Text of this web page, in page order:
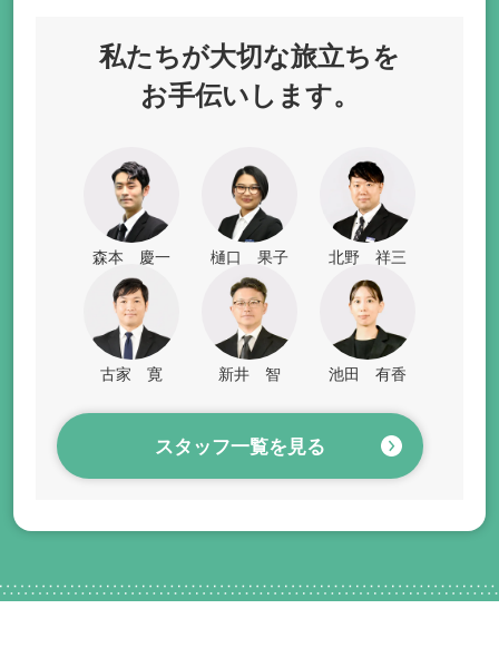
私たちが大切な旅立ちを
お手伝いします。
森本 慶一 樋口 果子 北野 祥三
古家 寛 新井 智 池田 有香
スタッフ一覧を見る